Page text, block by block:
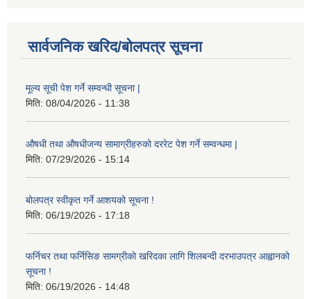
सार्वजनिक खरिद/बोलपत्र सूचना
मूल्य सूची पेश गर्ने सम्वन्धी सूचना |
मिति: 08/04/2026 - 11:38
औषधी तथा औषधीजन्य सामाग्रीहरुको दररेट पेश गर्ने सम्वन्धमा |
मिति: 07/29/2026 - 15:14
बोलपत्र स्वीकृत गर्ने आशयको सूचना !
मिति: 06/19/2026 - 17:18
फर्निचर तथा फर्निसिङ सामग्रीको खरिदका लागि शिलबन्दी दरभाउपत्र आह्वानको
सूचना !
मिति: 06/19/2026 - 14:48